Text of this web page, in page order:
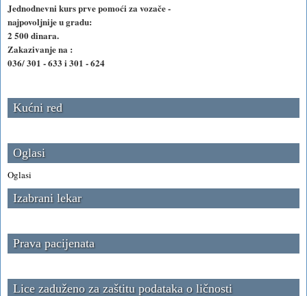
Jednodnevni kurs prve pomoći za vozače -
najpovoljnije u gradu:
2 500 dinara.
Zakazivanje na :
036/ 301 - 633 i 301 - 624
Kućni red
Oglasi
Oglasi
Izabrani lekar
Prava pacijenata
Lice zaduženo za zaštitu podataka o ličnosti